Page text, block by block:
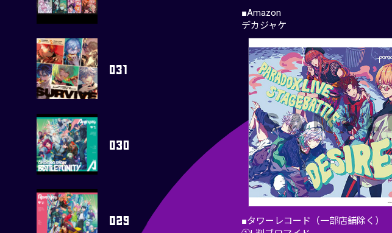
■Amazon
デカジャケ
■タワーレコード（一部店舗除く）